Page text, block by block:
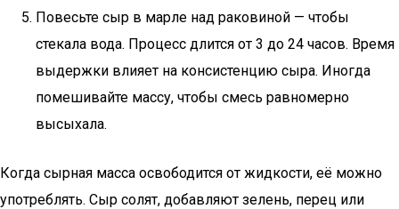
Повесьте сыр в марле над раковиной — чтобы
стекала вода. Процесс длится от 3 до 24 часов. Время
выдержки влияет на консистенцию сыра. Иногда
помешивайте массу, чтобы смесь равномерно
высыхала.
Когда сырная масса освободится от жидкости, её можно
употреблять. Сыр солят, добавляют зелень, перец или